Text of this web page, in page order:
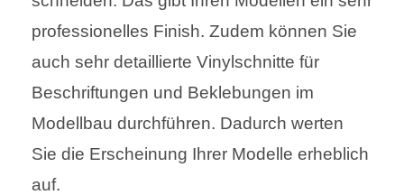
professionelles Finish. Zudem können Sie
auch sehr detaillierte Vinylschnitte für
Beschriftungen und Beklebungen im
Modellbau durchführen. Dadurch werten
Sie die Erscheinung Ihrer Modelle erheblich
auf.